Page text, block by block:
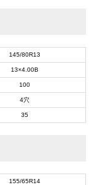
145/80R13
13×4.00B
100
4穴
35
155/65R14